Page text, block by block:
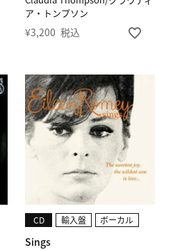
ア・トンプソン
¥3,200 税込
Sings
CD 輸入盤 ボーカル